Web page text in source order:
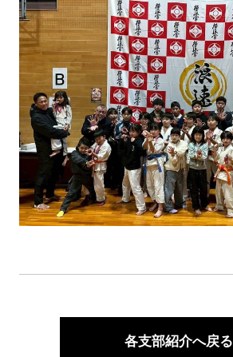
各支部紹介へ戻る